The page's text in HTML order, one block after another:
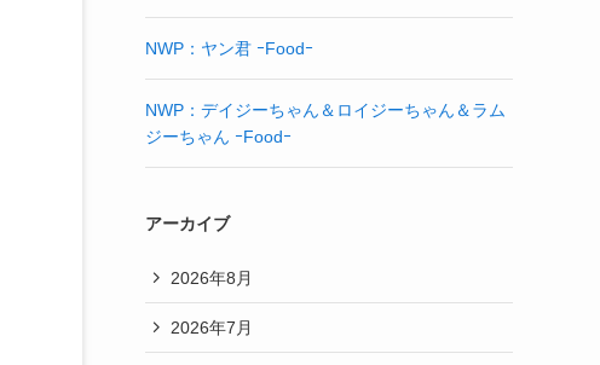
NWP：ヤン君 ｰFoodｰ
NWP：デイジーちゃん＆ロイジーちゃん＆ラム
ジーちゃん ｰFoodｰ
アーカイブ
2026年8月
2026年7月